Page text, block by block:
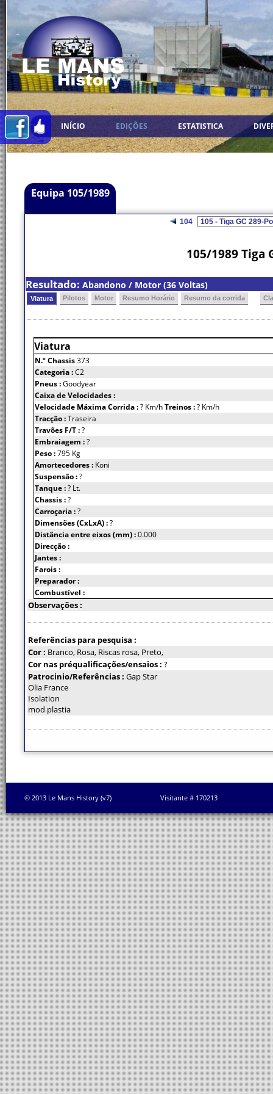
INÍCIO EDIÇÕES ESTATISTICA
Equipa 105/1989
104
105/1989 Tiga
Resultado: Abandono / Motor (36 Voltas)
Viatura Pilotos Motor Resumo Horário Resumo da corrida
Viatura
N.º Chassis373
Categoria :C2
Pneus :Goodyear
Caixa de Velocidades :
Velocidade Máxima Corrida :? Km/hTreinos :? Km/h
Tracção :Traseira
Travões F/T :?
Embraiagem :?
Peso :795 Kg
Amortecedores : Koni
Suspensão :?
Tanque :? Lt.
Chassis :?
Carroçaria :?
Dimensões (CxLxA) :?
Distância entre eixos (mm) :0.000
Direcção :
Jantes :
Farois :
Preparador :
Combustível :
Observações :
Referências para pesquisa :
Cor : Branco, Rosa, Riscas rosa, Preto,
Cor nas préqualificações/ensaios : ?
Patrocinio/Referências : Gap Star
Olia France
Isolation
mod plastia
© 2013 Le Mans History (v7) Visitante # 170213